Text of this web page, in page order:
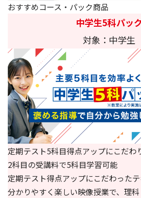
おすすめコース・パック商品
中学生5科パッ
対象：中学生
定期テスト5科目得点アップにこだわ
2科目の受講料で5科目学習可能
定期テスト得点アップにこだわった
分かりやすく楽しい映像授業で、理